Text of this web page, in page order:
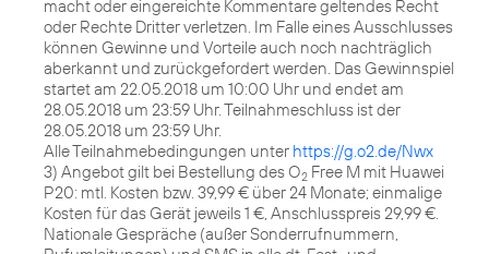
macht oder eingereichte Kommentare geltendes Recht
oder Rechte Dritter verletzen. Im Falle eines Ausschlusses
können Gewinne und Vorteile auch noch nachträglich
aberkannt und zurückgefordert werden. Das Gewinnspiel
startet am 22.05.2018 um 10:00 Uhr und endet am
28.05.2018 um 23:59 Uhr. Teilnahmeschluss ist der
28.05.2018 um 23:59 Uhr.
Alle Teilnahmebedingungen unter https://g.o2.de/Nwx
3) Angebot gilt bei Bestellung des O2 Free M mit Huawei
P20: mtl. Kosten bzw. 39,99 € über 24 Monate; einmalige
Kosten für das Gerät jeweils 1 €, Anschlusspreis 29,99 €.
Nationale Gespräche (außer Sonderrufnummern,